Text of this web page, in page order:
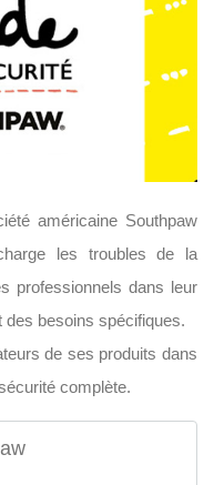
américaine Southpaw
les troubles de la
professionnels dans leur
besoins spécifiques.
de ses produits dans
complète.